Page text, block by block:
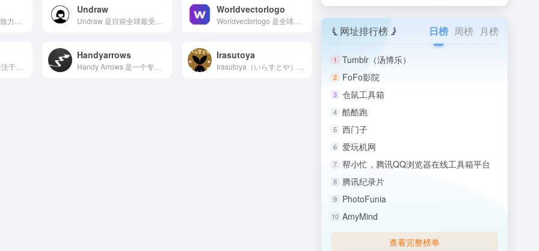
Undraw Worldvectorlogo
ShareIcon 是一个专注于提供高质量免费图标下载的在线...
Handyarrows
Handy Arrows 是一个专注于提供精美手绘箭头、下划...
Irasutoya
网址排行榜 日榜 周榜 月榜
1 Tumblr（汤博乐）
2 FoFo影院
3 仓鼠工具箱
4 酷酷跑
5 西门子
6 爱玩机网
7 帮小忙，腾讯QQ浏览器在线工具箱平台
8 腾讯纪录片
9 PhotoFunia
10 AmyMind
查看完整榜单